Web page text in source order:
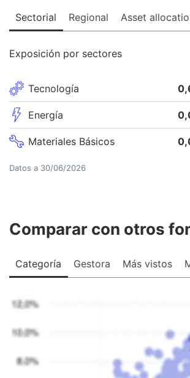
Sectorial Regional Asset
Exposición por sectores
Tecnología
Energía
Materiales Básicos
Datos a 30/06/2026
Comparar con otros
Categoría Gestora Más vistos